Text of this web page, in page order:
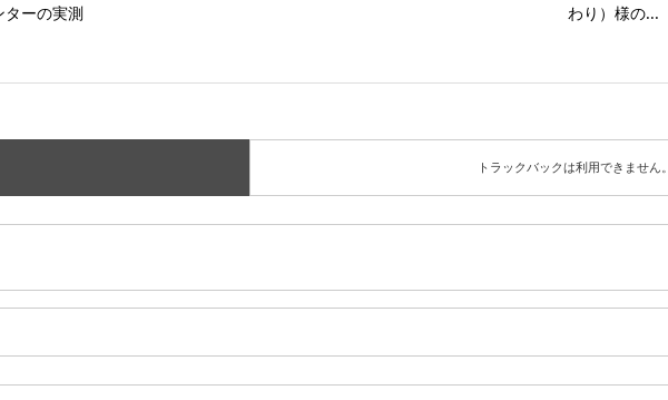
ターの実測
わり）様の...
トラックバックは利用できません。